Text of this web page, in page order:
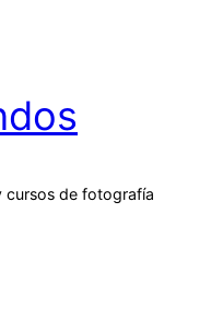
cursos de fotografía